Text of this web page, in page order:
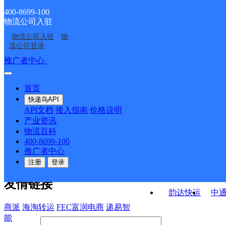
400-8699-100
物流公司入驻
物流公司入驻
物
流公司登录
推广者中心
首页
快递鸟API
API文档 接入指南 价格说明
产业资讯
物流百科
400-8699-100
推广者中心
注册 登录
溪河路邮政所
韩村邮政支局
百善矿邮政所
韵达快运
中
接口API
API接口 DEMO下载
关于我们
公司介绍 企业动态
合作伙伴 快递鸟接口服务协议
户隐私政策
友情链接
商派 海淘转运 FEC富润电商 递易智
能